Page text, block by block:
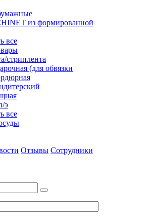
из формированной
все
стриплента
(для обвязки
э
все
Отзывы Сотрудники